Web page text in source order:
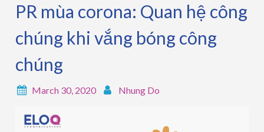
PR mùa corona: Quan hệ công
chúng khi vắng bóng công
chúng
March 30, 2020 Nhung Do